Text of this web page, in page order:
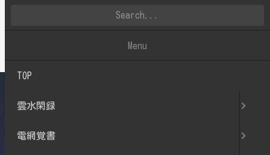
Menu
TOP
雲水閑録
電網覚書